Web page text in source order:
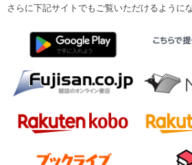
さらに下記サイトでもご覧いただけるように